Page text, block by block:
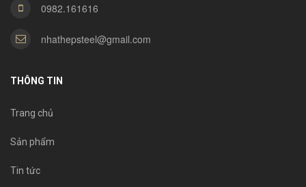
0982.161616
nhathepsteel@gmail.com
THÔNG TIN
Trang chủ
Sản phẩm
Tin tức